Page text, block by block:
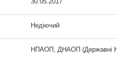
Недіючий
НПАОП, ДНАОП (Державні